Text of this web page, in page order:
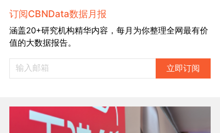
订阅CBNData数据月报
涵盖20+研究机构精华内容，每月为你整理全网最有价
值的大数据报告。
立即订阅